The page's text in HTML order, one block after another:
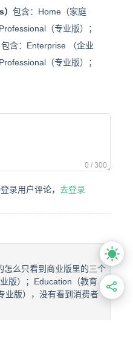
包含：Home（家庭
（专业版）；
包含：Enterprise （企业
（专业版）；
0 / 300
录用户评论， 去登录
怎么只看到商业版里的三个
版）；Education（教育
业版），没有看到消费者